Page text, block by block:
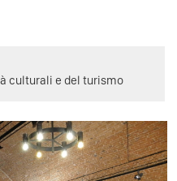
culturali e del turismo